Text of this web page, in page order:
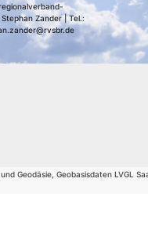
Zander | Tel.:
Geodäsie, Geobasisdaten LVGL